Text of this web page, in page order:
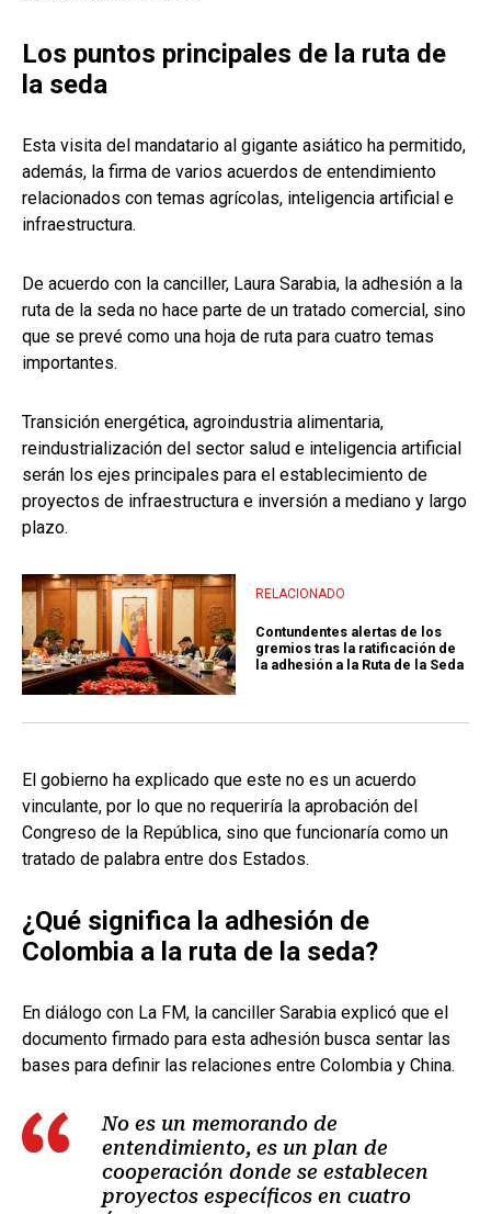
Los puntos principales de la ruta de
la seda
Esta visita del mandatario al gigante asiático ha permitido,
además, la firma de varios acuerdos de entendimiento
relacionados con temas agrícolas, inteligencia artificial e
infraestructura.
De acuerdo con la canciller, Laura Sarabia, la adhesión a la
ruta de la seda no hace parte de un tratado comercial, sino
que se prevé como una hoja de ruta para cuatro temas
importantes.
Transición energética, agroindustria alimentaria,
reindustrialización del sector salud e inteligencia artificial
serán los ejes principales para el establecimiento de
proyectos de infraestructura e inversión a mediano y largo
plazo.
RELACIONADO
Contundentes alertas de los
gremios tras la ratificación de
la adhesión a la Ruta de la Seda
El gobierno ha explicado que este no es un acuerdo
vinculante, por lo que no requeriría la aprobación del
Congreso de la República, sino que funcionaría como un
tratado de palabra entre dos Estados.
¿Qué significa la adhesión de
Colombia a la ruta de la seda?
En diálogo con La FM, la canciller Sarabia explicó que el
documento firmado para esta adhesión busca sentar las
bases para definir las relaciones entre Colombia y China.
No es un memorando de
entendimiento, es un plan de
cooperación donde se establecen
proyectos específicos en cuatro